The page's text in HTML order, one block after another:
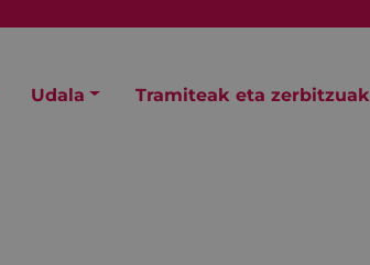
Udala Tramiteak eta zerbitzuak